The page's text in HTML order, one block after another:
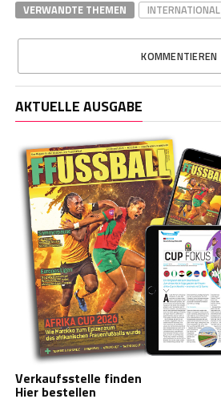
VERWANDTE THEMEN INTERNATIONAL
KOMMENTIEREN
AKTUELLE AUSGABE
Verkaufsstelle finden
Hier bestellen